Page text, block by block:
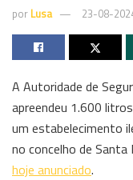
por Lusa 23-08-
A Autoridade de
apreendeu 1.600
um estabelecimento
no concelho de
hoje anunciado.